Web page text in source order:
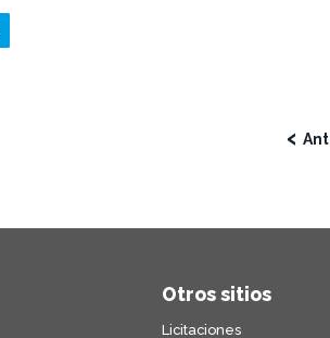
‹
Otros sitios
Licitaciones